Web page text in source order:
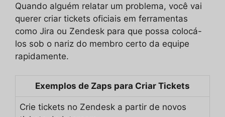
Quando alguém relatar um problema, você vai
querer criar tickets oficiais em ferramentas
como Jira ou Zendesk para que possa colocá-
los sob o nariz do membro certo da equipe
rapidamente.
Exemplos de Zaps para Criar Tickets
Crie tickets no Zendesk a partir de novos